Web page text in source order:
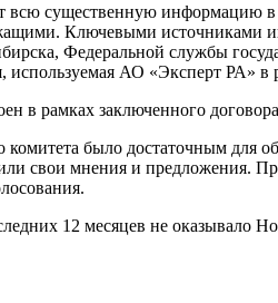
всю существенную информацию
Ключевыми источниками
Федеральной службы
АО «Эксперт РА» в
в рамках заключенного
комитета было достаточным
свои мнения и предложения.
12 месяцев не оказывало